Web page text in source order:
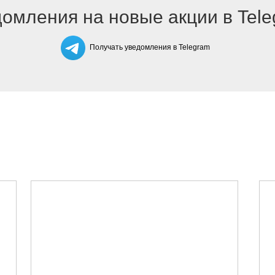
на новые акции в
Получать уведомления в Telegram